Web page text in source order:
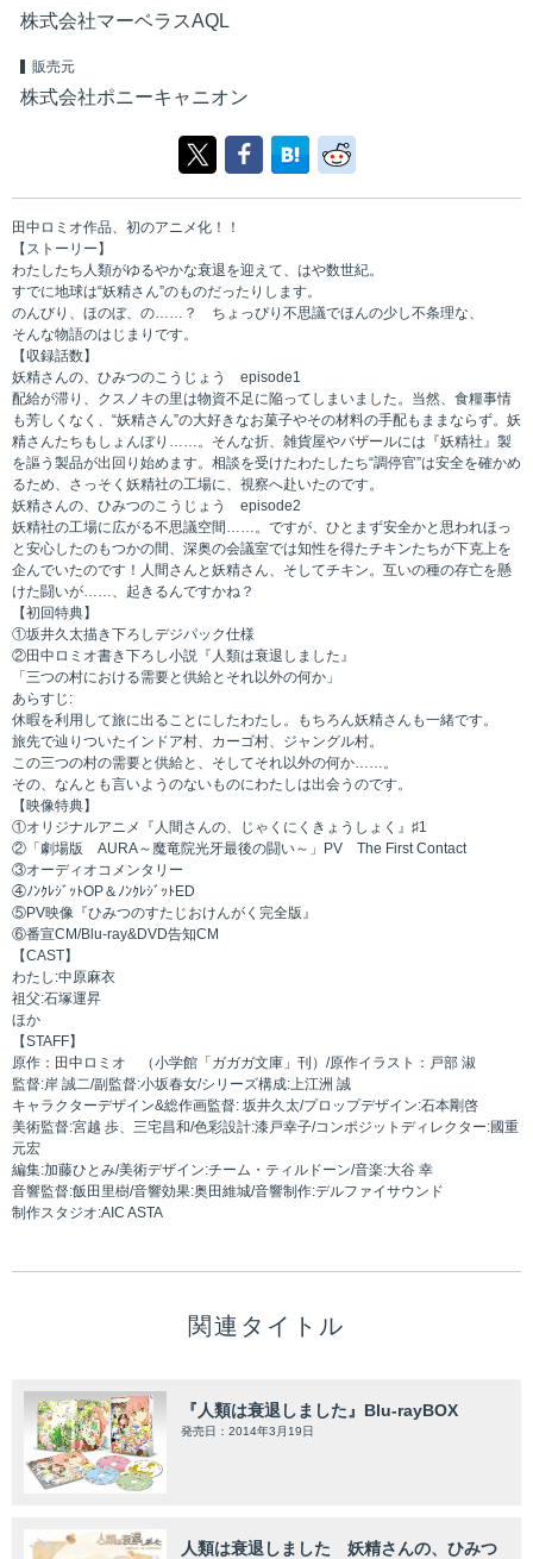
株式会社マーベラスAQL
販売元
株式会社ポニーキャニオン
田中ロミオ作品、初のアニメ化！！
【ストーリー】
わたしたち人類がゆるやかな衰退を迎えて、はや数世紀。
すでに地球は“妖精さん”のものだったりします。
のんびり、ほのぼ、の……？ ちょっぴり不思議でほんの少し不条理な、
そんな物語のはじまりです。
【収録話数】
妖精さんの、ひみつのこうじょう episode1
配給が滞り、クスノキの里は物資不足に陥ってしまいました。当然、食糧事情
も芳しくなく、“妖精さん”の大好きなお菓子やその材料の手配もままならず。妖
精さんたちもしょんぼり……。そんな折、雑貨屋やバザールには『妖精社』製
を謳う製品が出回り始めます。相談を受けたわたしたち“調停官”は安全を確かめ
るため、さっそく妖精社の工場に、視察へ赴いたのです。
妖精さんの、ひみつのこうじょう episode2
妖精社の工場に広がる不思議空間……。ですが、ひとまず安全かと思われほっ
と安心したのもつかの間、深奥の会議室では知性を得たチキンたちが下克上を
企んでいたのです！人間さんと妖精さん、そしてチキン。互いの種の存亡を懸
けた闘いが……、起きるんですかね？
【初回特典】
①坂井久太描き下ろしデジパック仕様
②田中ロミオ書き下ろし小説『人類は衰退しました』
「三つの村における需要と供給とそれ以外の何か」
あらすじ:
休暇を利用して旅に出ることにしたわたし。もちろん妖精さんも一緒です。
旅先で辿りついたインドア村、カーゴ村、ジャングル村。
この三つの村の需要と供給と、そしてそれ以外の何か……。
その、なんとも言いようのないものにわたしは出会うのです。
【映像特典】
①オリジナルアニメ『人間さんの、じゃくにくきょうしょく』♯1
②「劇場版 AURA～魔竜院光牙最後の闘い～」PV The First Contact
③オーディオコメンタリー
④ﾉﾝｸﾚｼﾞｯﾄOP＆ﾉﾝｸﾚｼﾞｯﾄED
⑤PV映像『ひみつのすたじおけんがく完全版』
⑥番宣CM/Blu-ray&DVD告知CM
【CAST】
わたし:中原麻衣
祖父:石塚運昇
ほか
【STAFF】
原作：田中ロミオ （小学館「ガガガ文庫」刊）/原作イラスト：戸部 淑
監督:岸 誠二/副監督:小坂春女/シリーズ構成:上江洲 誠
キャラクターデザイン&総作画監督: 坂井久太/プロップデザイン:石本剛啓
美術監督:宮越 歩、三宅昌和/色彩設計:漆戸幸子/コンポジットディレクター:國重
元宏
編集:加藤ひとみ/美術デザイン:チーム・ティルドーン/音楽:大谷 幸
音響監督:飯田里樹/音響効果:奥田維城/音響制作:デルファイサウンド
制作スタジオ:AIC ASTA
関連タイトル
『人類は衰退しました』Blu-rayBOX
発売日：2014年3月19日
人類は衰退しました 妖精さんの、ひみつ